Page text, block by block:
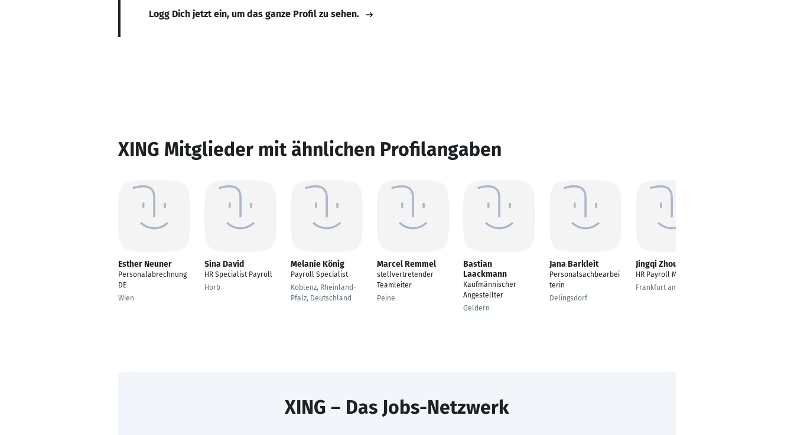
Logg Dich jetzt ein, um das ganze Profil zu sehen.
XING Mitglieder mit ähnlichen Profilangaben
Esther Neuner
Personalabrechnung
DE
Wien
Sina David
HR Specialist Payroll
Horb
Melanie König
Payroll Specialist
Koblenz, Rheinland-
Pfalz, Deutschland
Marcel Remmel
stellvertretender
Teamleiter
Peine
Bastian
Laackmann
Kaufmännischer
Angestellter
Geldern
Jana Barkleit
Personalsachbearbei
terin
Delingsdorf
Jingqi Zhou
HR Payroll Manager
Frankfurt am Main
XING – Das Jobs-Netzwerk